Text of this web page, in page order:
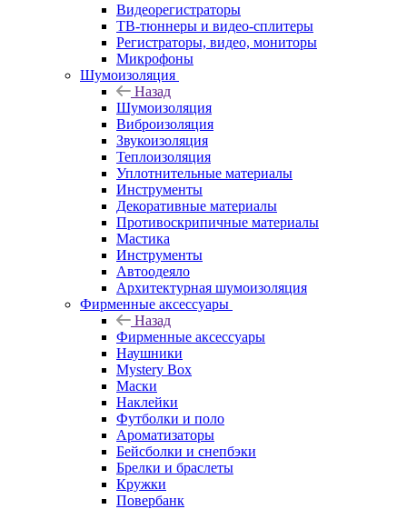
Видеорегистраторы
ТВ-тюннеры и видео-сплитеры
Регистраторы, видео, мониторы
Микрофоны
Шумоизоляция
Назад
Шумоизоляция
Виброизоляция
Звукоизоляция
Теплоизоляция
Уплотнительные материалы
Инструменты
Декоративные материалы
Противоскрипичные материалы
Мастика
Инструменты
Автоодеяло
Архитектурная шумоизоляция
Фирменные аксессуары
Назад
Фирменные аксессуары
Наушники
Mystery Box
Маски
Наклейки
Футболки и поло
Ароматизаторы
Бейсболки и снепбэки
Брелки и браслеты
Кружки
Повербанк